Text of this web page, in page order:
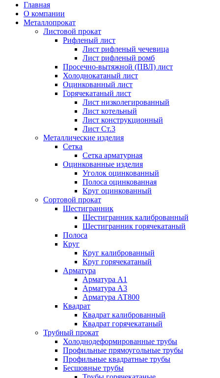
Главная
О компании
Металлопрокат
Листовой прокат
Рифленый лист
Лист рифленый чечевица
Лист рифленый ромб
Просечно-вытяжной (ПВЛ) лист
Холоднокатаный лист
Оцинкованный лист
Горячекатаный лист
Лист низколегированный
Лист котельный
Лист конструкционный
Лист Ст.3
Металлические изделия
Сетка
Сетка арматурная
Оцинкованные изделия
Уголок оцинкованный
Полоса оцинкованная
Круг оцинкованный
Сортовой прокат
Шестигранник
Шестигранник калиброванный
Шестигранник горячекатаный
Полоса
Круг
Круг калиброванный
Круг горячекатаный
Арматура
Арматура А1
Арматура А3
Арматура АТ800
Квадрат
Квадрат калиброванный
Квадрат горячекатаный
Трубный прокат
Холоднодеформированные трубы
Профильные прямоугольные трубы
Профильные квадратные трубы
Бесшовные трубы